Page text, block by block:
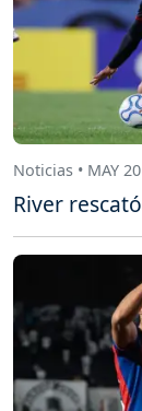
Noticias • MAY
River